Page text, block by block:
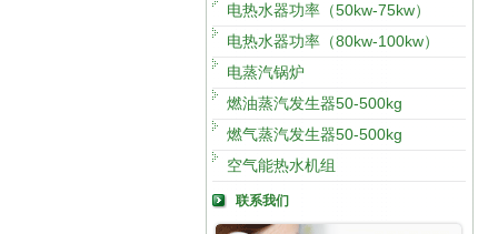
电热水器功率（50kw-75kw）
电热水器功率（80kw-100kw）
电蒸汽锅炉
燃油蒸汽发生器50-500kg
燃气蒸汽发生器50-500kg
空气能热水机组
联系我们